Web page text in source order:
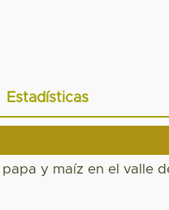
Estadísticas
y maíz en el valle